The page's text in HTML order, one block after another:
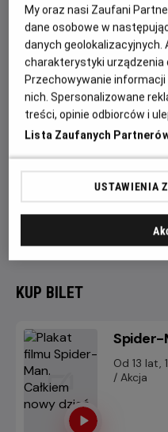
najpotężniejszych
się zmierzył.
W tytułowej roli powróci
towarzyszyła Zendaya
Bernthal, Sadie Sink oraz
kolejne emocjonujące
z filmowego uniwersum
Zapraszamy na
już dziś, wybierz
zaoszczędź najwięcej.
kupujesz, więcej
KUP BILET
Spider-
Od 13 lat,
/ Akcja
My oraz nasi Zaufani
dane osobowe w
danych geolokalizacyjnych.
charakterystyki urządzenia
Przechowywanie
nich. Spersonalizowane
treści, opinie odbiorców i
Lista Zaufanych
USTAWIENIA